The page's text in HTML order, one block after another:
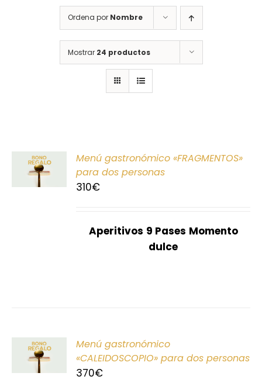
Ordena por Nombre
Mostrar 24 productos
Menú gastronómico «FRAGMENTOS»
para dos personas
310€
Aperitivos 9 Pases Momento
dulce
Menú gastronómico
«CALEIDOSCOPIO» para dos personas
370€